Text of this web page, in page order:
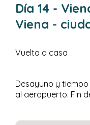
Día 14 -
Viena -
Vuelta a casa
Desayuno y
al aeropuerto. Fin